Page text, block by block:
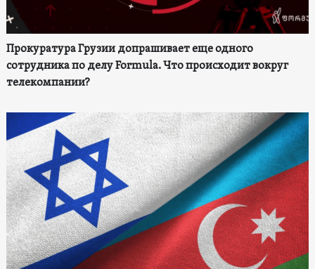
Прокуратура Грузии допрашивает еще одного
сотрудника по делу Formula. Что происходит вокруг
телекомпании?